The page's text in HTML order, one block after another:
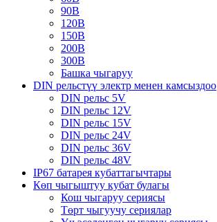
90В
120В
150В
200В
300В
Башка чыгаруу
DIN рельстүү электр менен камсыздоо
DIN рельс 5V
DIN рельс 12V
DIN рельс 15V
DIN рельс 24V
DIN рельс 36V
DIN рельс 48V
IP67 батарея кубаттагычтары
Көп чыгыштуу кубат булагы
Кош чыгаруу сериясы
Төрт чыгуучу сериялар